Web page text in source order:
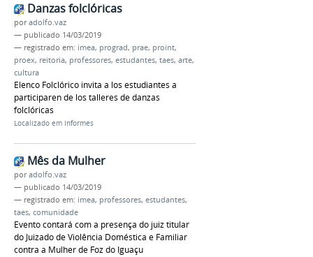
Danzas folclóricas
poradolfo.vaz
— publicado 14/03/2019
— registrado em: imea, prograd, prae, proint,
proex, reitoria, professores, estudantes, taes, arte,
cultura
Elenco Folclórico invita a los estudiantes a
participaren de los talleres de danzas
folclóricas
Localizado em Informes
Mês da Mulher
poradolfo.vaz
— publicado 14/03/2019
— registrado em: imea, professores, estudantes,
taes, comunidade
Evento contará com a presença do juiz titular
do Juizado de Violência Doméstica e Familiar
contra a Mulher de Foz do Iguaçu